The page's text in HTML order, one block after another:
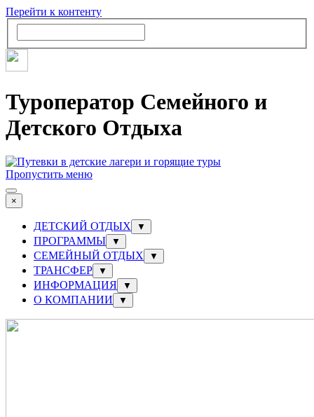
Перейти к контенту
Туроператор Семейного и
Детского Отдыха
Пропустить меню
×
ДЕТСКИЙ ОТДЫХ ▼
ПРОГРАММЫ ▼
СЕМЕЙНЫЙ ОТДЫХ ▼
ТРАНСФЕР ▼
ИНФОРМАЦИЯ ▼
О КОМПАНИИ ▼